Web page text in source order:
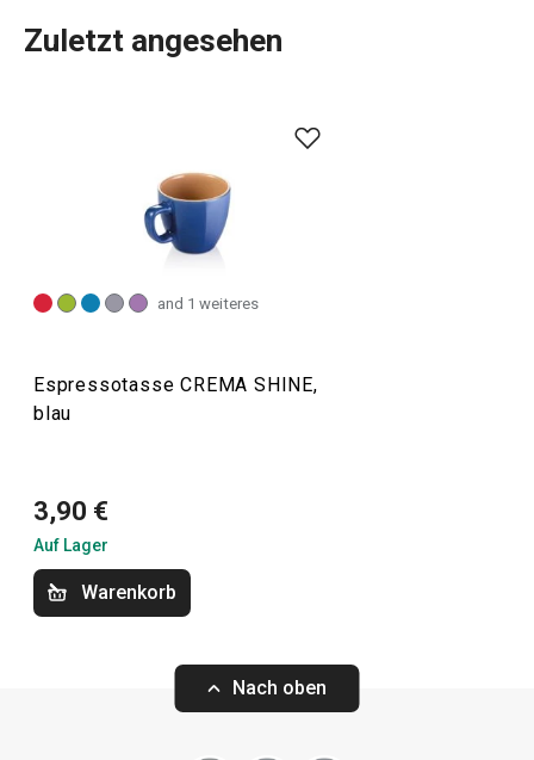
ihr schlichtes, elegantes Design und die zarte Cremefarbe
Vielzahl von Geschirr zum Servieren von heißen und kalten
Getränken, wieTeller Tassen
Gläser für Getränke
Produktlinie gehören auch die CREMA SHINE Tassen und
Becher, die mit ihren satten Pastellfarben begeistern.
Zuletzt angesehen
and 1 weiteres
Espressotasse CREMA SHINE,
blau
3,90 €
Auf Lager
Warenkorb
Nach oben